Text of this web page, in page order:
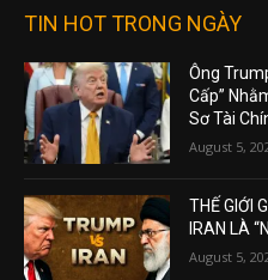
TIN HOT TRONG NGÀY
Ông
Cấp”
Sơ Tài
August 5,
THẾ GIỚI
IRAN LÀ
August 5,